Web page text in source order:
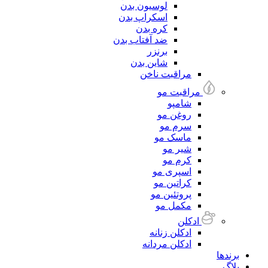
لوسیون بدن
اسکراپ بدن
کره بدن
ضد آفتاب بدن
برنزر
شاین بدن
مراقبت ناخن
مراقبت مو
شامپو
روغن مو
سرم مو
ماسک مو
شیر مو
کرم مو
اسپری مو
کراتین مو
پروتئین مو
مکمل مو
ادکلن
ادکلن زنانه
ادکلن مردانه
برندها